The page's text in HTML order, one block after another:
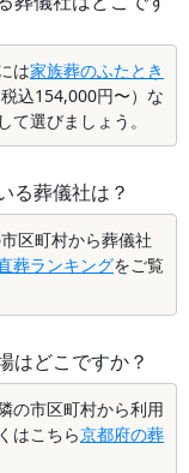
は家族葬のふたとき
税込154,000円〜）な
選びましょう。
る葬儀社は？
区町村から葬儀社
葬ランキングをご覧
はどこですか？
の市区町村から利用
はこちら京都府の葬